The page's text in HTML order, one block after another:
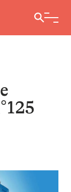
Ouvrir /